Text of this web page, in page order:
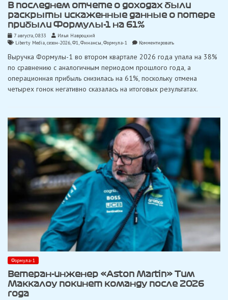
В последнем отчете о доходах были
раскрыты искаженные данные о потере
прибыли Формулы-1 на 61%
7 августа, 08:33
Илья Навроцкий
Liberty Media,сезон-2026,Ф1,Финансы,Формула-1 Комментироватьon
последнем
о
доходах
раскрыты
прибыли
Формулы-1
61%
Выручка Формулы-1 во втором квартале 2026 года упала на 38%
по сравнению с аналогичным периодом прошлого года, а
операционная прибыль снизилась на 61%, поскольку отмена
четырех гонок негативно сказалась на итоговых результатах.
Формула-1
Ветеран-инженер «Aston Martin» Тим
Маккалоу покинет команду после 2026
года